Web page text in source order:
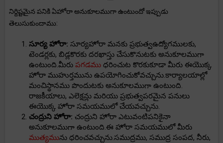
నిర్దిష్టమైన పనికి ఏహోరా అనుకూలముగా ఉంటుందో ఇప్పుడు
తెలుసుకుందాము:
సూర్య హోరా: సూర్యహోరా మనకు ప్రభుత్వఉద్యోగములకు,
టెండర్లకు, బిడ్లకొరకు దరఖాస్తు చేసుకొనుటకు అనుకూలముగా
ఉంటుంది.మీరు పగడము ధరించుట కొరకుకూడా మీరు ఈయొక్క
హోరా ముహుర్తమును ఉపయోగించుకోవచ్చును.కార్యాలయాల్లో
మంచిస్థానము పొందుటకు అనుకూలముగా ఉంటుంది.
రాజకీయాలు, ఎలెక్షన్లు మరియు ప్రభుత్వపరమైన పనులు
ఈయొక్క హోరా సమయములో చేయవచ్చును.
చంద్రుని హోరా: చంద్రుని హోరా ఎటువంటిపనికైనా
అనుకూలముగా ఉంటుంది.ఈ హోరా సమయములో మీరు
ముత్యమును ధరించవచ్చును.సముద్రము, సముద్ర సంపద, నీరు,